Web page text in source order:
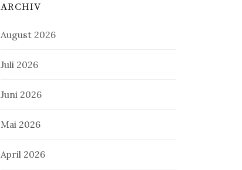
ARCHIV
August 2026
Juli 2026
Juni 2026
Mai 2026
April 2026